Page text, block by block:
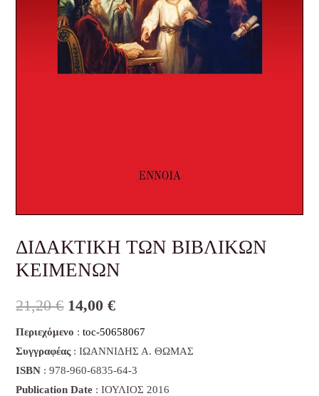
ΔΙΔΑΚΤΙΚΗ ΤΩΝ ΒΙΒΛΙΚΩΝ
ΚΕΙΜΕΝΩΝ
21,20€ 14,00€
Περιεχόμενο :toc-50658067
Συγγραφέας: ΙΩΑΝΝΙΔΗΣ Α. ΘΩΜΑΣ
ISBN : 978-960-6835-64-3
Publication Date : ΙΟΥΛΙΟΣ 2016